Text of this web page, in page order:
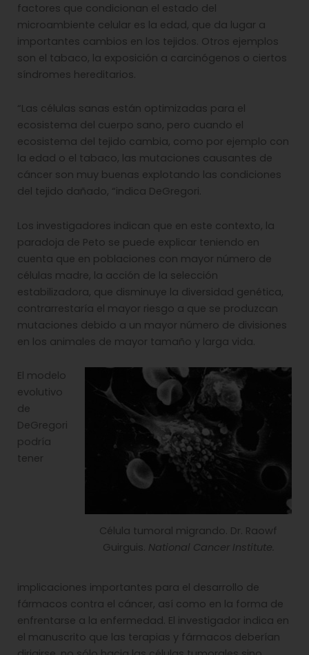
factores que condicionan el estado del
microambiente celular es la edad, que da lugar a
importantes cambios en los tejidos. Otros ejemplos
son el tabaco, la exposición a carcinógenos o ciertos
síndromes hereditarios.
“Las células sanas están optimizadas para el
ecosistema del cuerpo sano, pero cuando el
ecosistema del tejido cambia, como por ejemplo con
la edad o el tabaco, las mutaciones causantes de
cáncer son muy buenas explotando las condiciones
del tejido dañado, “indica DeGregori.
Los investigadores indican que en este contexto, la
paradoja de Peto se puede explicar teniendo en
cuenta que en poblaciones con mayor número de
células madre, la acción de la selección
estabilizadora, que disminuye la diversidad genética,
contrarrestaría el mayor riesgo a que se produzcan
mutaciones debido a un mayor número de divisiones
en los animales de mayor tamaño y larga vida.
Célula tumoral migrando. Dr. Raowf
Guirguis. National Cancer Institute.
El modelo
evolutivo
de
DeGregori
podría
tener
implicaciones importantes para el desarrollo de
fármacos contra el cáncer, así como en la forma de
enfrentarse a la enfermedad. El investigador indica en
el manuscrito que las terapias y fármacos deberían